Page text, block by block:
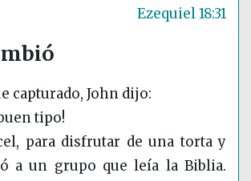
Ezequiel 18:31
capturado, John dijo:
tipo!
para disfrutar de una torta y
a un grupo que leía la Biblia.